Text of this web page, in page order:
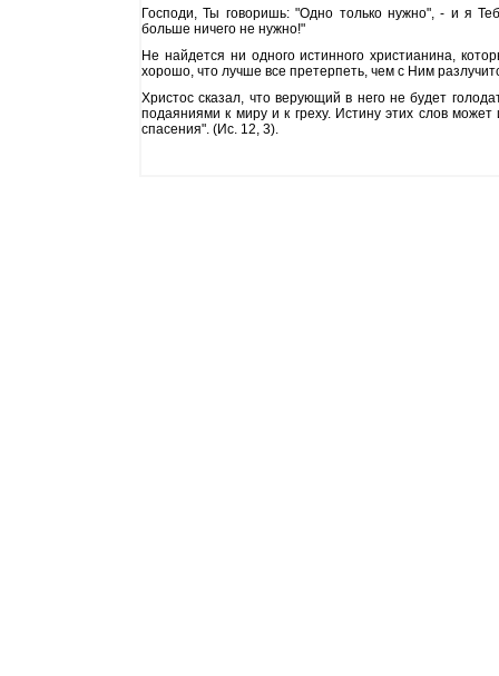
Господи, Ты говоришь: "Одно только нужно", - и я
больше ничего не нужно!"
Не найдется ни одного истинного христианина,
хорошо, что лучше все претерпеть, чем с Ним
Христос сказал, что верующий в него не будет
подаяниями к миру и к греху. Истину этих слов
спасения". (Ис. 12, 3).